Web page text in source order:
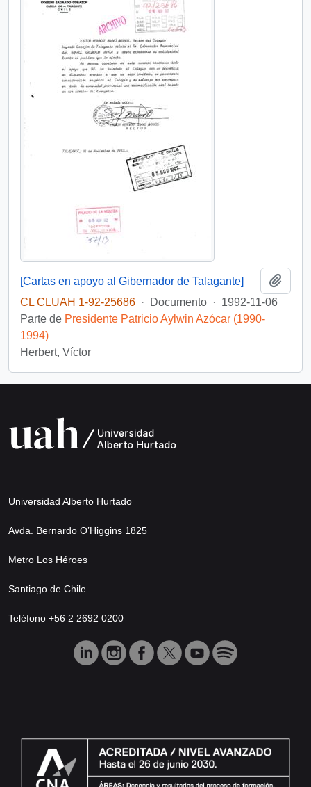
[Cartas en apoyo al Gibernador de Talagante]
CL CLUAH 1-92-25686 · Documento · 1992-11-06
Parte de Presidente Patricio Aylwin Azócar (1990-
1994)
Herbert, Víctor
Universidad Alberto Hurtado
Avda. Bernardo O’Higgins 1825
Metro Los Héroes
Santiago de Chile
Teléfono +56 2 2692 0200